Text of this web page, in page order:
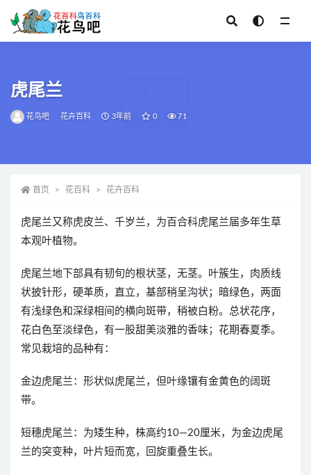
虎尾兰
花鸟吧 花卉百科 3年前 0 71
首页 花百科 花卉百科
虎尾兰又称虎皮兰、千岁兰，为百合科虎尾兰届多年生草
本观叶植物。
虎尾兰地下部具有韧旬的根状茎，无茎。叶簇生，肉质线
状披针形，硬革质，直立，基部稍呈沟状；暗绿色，两面
有浅绿色和深绿相间的横向斑带，稍被白粉。总状花序，
花白色至淡绿色，有一股甜美淡雅的香味；花期春夏季。
常见栽培的品种有：
金边虎尾兰：形状似虎尾兰，但叶缘镶有金黄色的阔斑
带。
短穗虎尾兰：为矮生种，株高约10—20厘米，为金边虎尾
兰的突变种，叶片短而宽，回旋重叠生长。